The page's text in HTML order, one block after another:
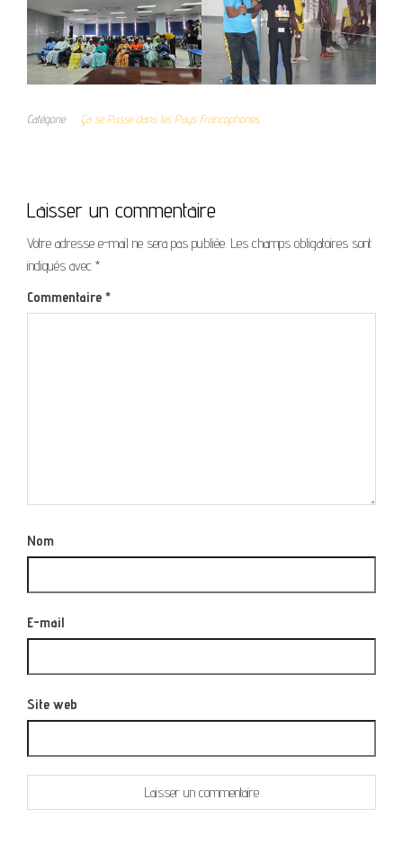
Catégorie Ça se Passe dans les Pays Francophones
Laisser un commentaire
Votre adresse e-mail ne sera pas publiée. Les champs obligatoires sont
indiqués avec *
Commentaire *
Nom
E-mail
Site web